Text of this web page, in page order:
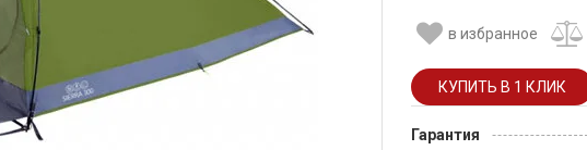
в избранное
Гарантия